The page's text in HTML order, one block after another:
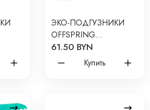
ЭКО-ПОДГУЗНИКИ
OFFSPRING
NEWBORN 2-4 КГ 56
ШТ ЦВЕТ: ЛИМОНЫ
61.50 BYN
Купить